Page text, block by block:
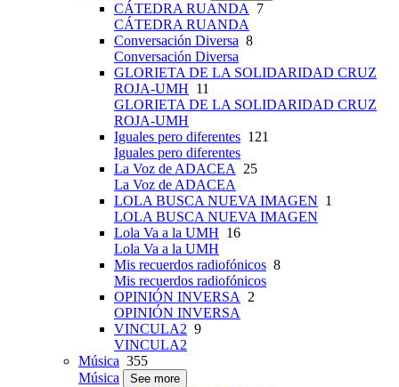
CÁTEDRA RUANDA
7
CÁTEDRA RUANDA
Conversación Diversa 8
Conversación Diversa
GLORIETA DE LA SOLIDARIDAD CRUZ
ROJA-UMH 11
GLORIETA DE LA SOLIDARIDAD CRUZ
ROJA-UMH
Iguales pero diferentes 121
Iguales pero diferentes
La Voz de ADACEA
25
La Voz de ADACEA
LOLA BUSCA NUEVA IMAGEN 1
LOLA BUSCA NUEVA IMAGEN
Lola Va a la UMH 16
Lola Va a la UMH
Mis recuerdos radiofónicos 8
Mis recuerdos radiofónicos
OPINIÓN INVERSA
2
OPINIÓN INVERSA
VINCULA2 9
VINCULA2
Música 355
Música
See more